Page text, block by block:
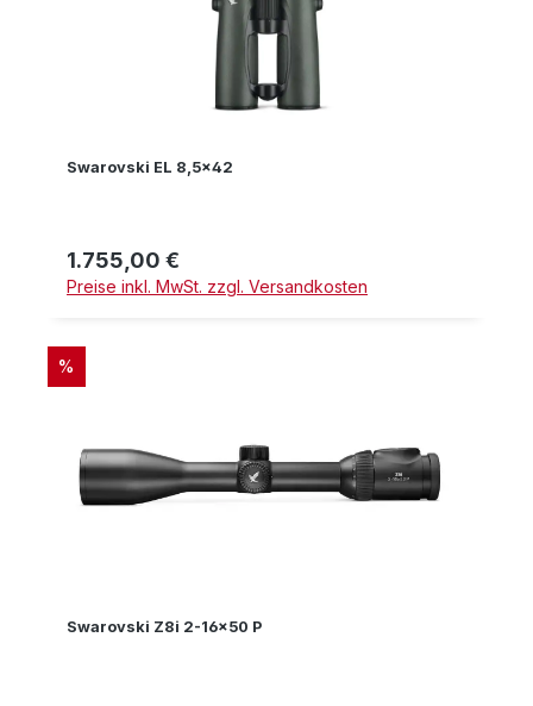
Swarovski EL 8,5x42
Regulärer Preis:
1.755,00 €
Preise inkl. MwSt. zzgl. Versandkosten
RABATT
%
Swarovski Z8i 2-16x50 P